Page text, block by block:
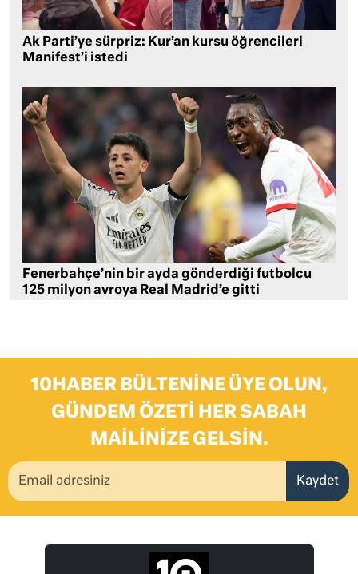
Ak Parti’ye sürpriz: Kur’an kursu öğrencileri
Manifest’i istedi
Fenerbahçe’nin bir ayda gönderdiği futbolcu
125 milyon avroya Real Madrid’e gitti
10HABER BÜLTENINE ÜYE OLUN,
GÜNDEM ÖZETI HER SABAH
MAILINIZE GELSIN.
Kaydet